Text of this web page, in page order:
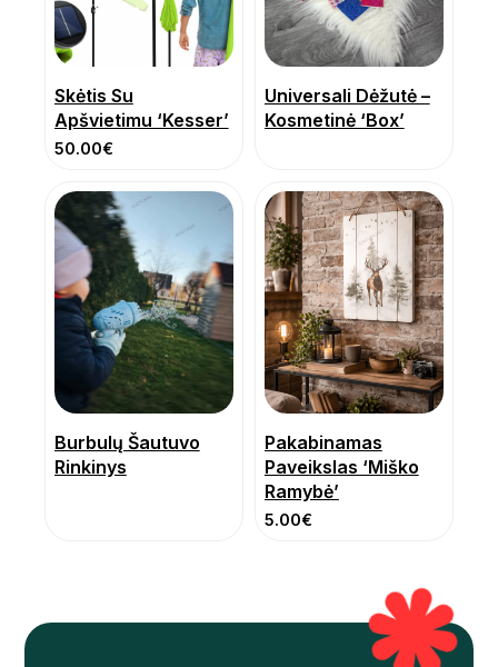
Skėtis Su
Apšvietimu ‘Kesser’
50.00€
Universali Dėžutė –
Kosmetinė ‘Box’
Burbulų Šautuvo
Rinkinys
Pakabinamas
Paveikslas ‘Miško
Ramybė’
5.00€